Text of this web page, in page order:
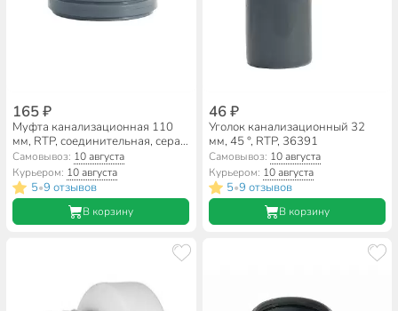
165 ₽
Муфта канализационная 110
мм, RTP, соединительная, серая,
36712
Самовывоз: 10 августа
Курьером: 10 августа
5•9 отзывов
В корзину
46 ₽
Уголок канализационный 32
мм, 45 °, RTP, 36391
Самовывоз: 10 августа
Курьером: 10 августа
5•9 отзывов
В корзину